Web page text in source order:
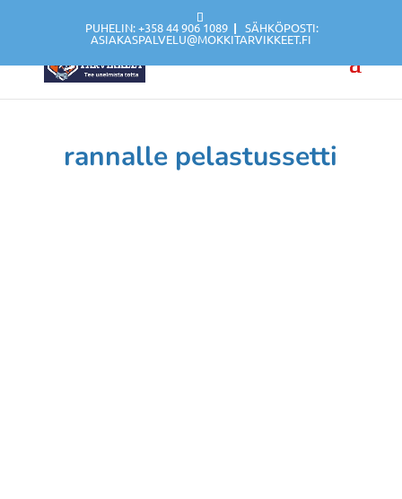
PUHELIN: +358 44 906 1089 |SÄHKÖPOSTI:
ASIAKASPALVELU@MOKKITARVIKKEET.FI
rannalle pelastussetti